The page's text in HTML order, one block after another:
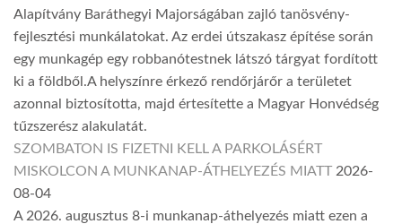
Alapítvány Baráthegyi Majorságában zajló tanösvény-
fejlesztési munkálatokat. Az erdei útszakasz építése során
egy munkagép egy robbanótestnek látszó tárgyat fordított
ki a földből.A helyszínre érkező rendőrjárőr a területet
azonnal biztosította, majd értesítette a Magyar Honvédség
tűzszerész alakulatát.
SZOMBATON IS FIZETNI KELL A PARKOLÁSÉRT
MISKOLCON A MUNKANAP-ÁTHELYEZÉS MIATT 2026-
08-04
A 2026. augusztus 8-i munkanap-áthelyezés miatt ezen a